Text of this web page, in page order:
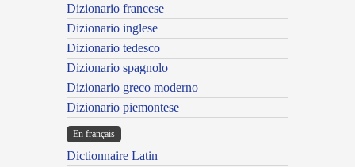
Dizionario francese
Dizionario inglese
Dizionario tedesco
Dizionario spagnolo
Dizionario greco moderno
Dizionario piemontese
En français
Dictionnaire Latin